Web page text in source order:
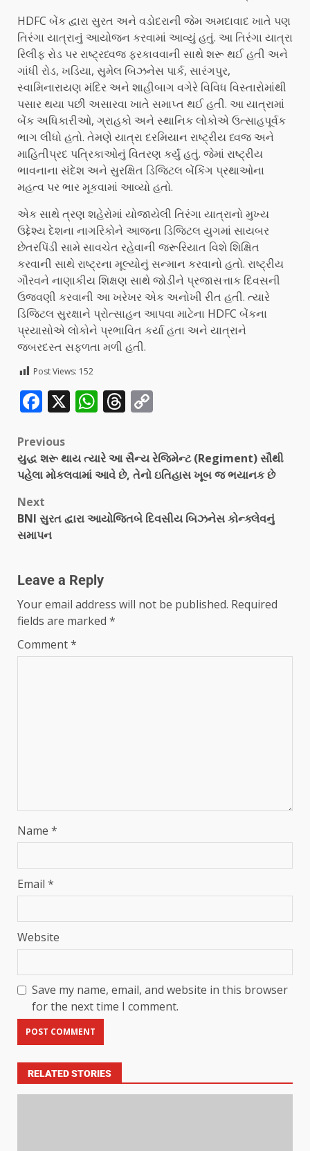
HDFC બેંક દ્વારા સુરત અને વડોદરાની જેમ અમદાવાદ ખાતે પણ
તિરંગા યાત્રાનું આયોજન કરવામાં આવ્યું હતું. આ તિરંગા યાત્રા
રિલીફ રોડ પર રાષ્ટ્રધ્વજ ફરકાવવાની સાથે શરૂ થઈ હતી અને
ગાંધી રોડ, ખડિયા, સુમેલ બિઝનેસ પાર્ક, સારંગપુર,
સ્વામિનારાયણ મંદિર અને શાહીબાગ વગેરે વિવિધ વિસ્તારોમાંથી
પસાર થયા પછી અસારવા ખાતે સમાપ્ત થઈ હતી. આ યાત્રામાં
બેંક અધિકારીઓ, ગ્રાહકો અને સ્થાનિક લોકોએ ઉત્સાહપૂર્વક
ભાગ લીધો હતો. તેમણે યાત્રા દરમિયાન રાષ્ટ્રીય ધ્વજ અને
માહિતીપ્રદ પત્રિકાઓનું વિતરણ કર્યું હતું. જેમાં રાષ્ટ્રીય
ભાવનાના સંદેશ અને સુરક્ષિત ડિજિટલ બેંકિંગ પ્રથાઓના
મહત્વ પર ભાર મૂકવામાં આવ્યો હતો.
એક સાથે ત્રણ શહેરોમાં યોજાયેલી તિરંગા યાત્રાનો મુખ્ય
ઉદ્દેશ્ય દેશના નાગરિકોને આજના ડિજિટલ યુગમાં સાયબર
છેતરપિંડી સામે સાવચેત રહેવાની જરૂરિયાત વિશે શિક્ષિત
કરવાની સાથે રાષ્ટ્રના મૂલ્યોનું સન્માન કરવાનો હતો. રાષ્ટ્રીય
ગૌરવને નાણાકીય શિક્ષણ સાથે જોડીને પ્રજાસત્તાક દિવસની
ઉજવણી કરવાની આ ખરેખર એક અનોખી રીત હતી. ત્યારે
ડિજિટલ સુરક્ષાને પ્રોત્સાહન આપવા માટેના HDFC બેંકના
પ્રયાસોએ લોકોને પ્રભાવિત કર્યા હતા અને યાત્રાને
જબરદસ્ત સફળતા મળી હતી.
Post Views: 152
Facebook
X WhatsApp
Threads
Previous
યુદ્ધ શરૂ થાય ત્યારે આ સૈન્ય રેજિમેન્ટ (Regiment) સૌથી
પહેલા મોકલવામાં આવે છે, તેનો ઇતિહાસ ખૂબ જ ભયાનક છે
Next
BNI સુરત દ્વારા આયોજિતબે દિવસીય બિઝનેસ કોન્ક્લેવનું
સમાપન
Leave a Reply
Your email address will not be published. Required
fields are marked *
Comment*
Name *
Email *
Website
Save my name, email, and website in this browser
for the next time I comment.
RELATED STORIES